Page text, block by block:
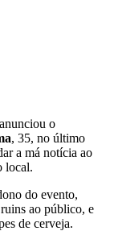
o
, 35, no último
a má notícia ao
local.
do evento,
ao público, e
de cerveja.